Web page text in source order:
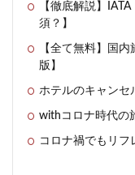
【徹底解説】
須？】
【全て無料】国
版】
ホテルのキャンセ
withコロナ時代の
コロナ禍でもリフ